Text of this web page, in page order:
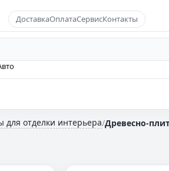
ДоставкаОплатаСервисКонтакты
для отделки интерьера/Древесно-